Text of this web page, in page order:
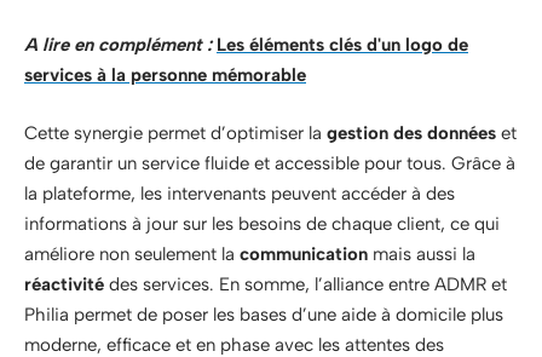
A lire en complément : Les éléments clés d'un logo de
services à la personne mémorable
Cette synergie permet d’optimiser la gestion des données et
de garantir un service fluide et accessible pour tous. Grâce à
la plateforme, les intervenants peuvent accéder à des
informations à jour sur les besoins de chaque client, ce qui
améliore non seulement la communication mais aussi la
réactivité des services. En somme, l’alliance entre ADMR et
Philia permet de poser les bases d’une aide à domicile plus
moderne, efficace et en phase avec les attentes des